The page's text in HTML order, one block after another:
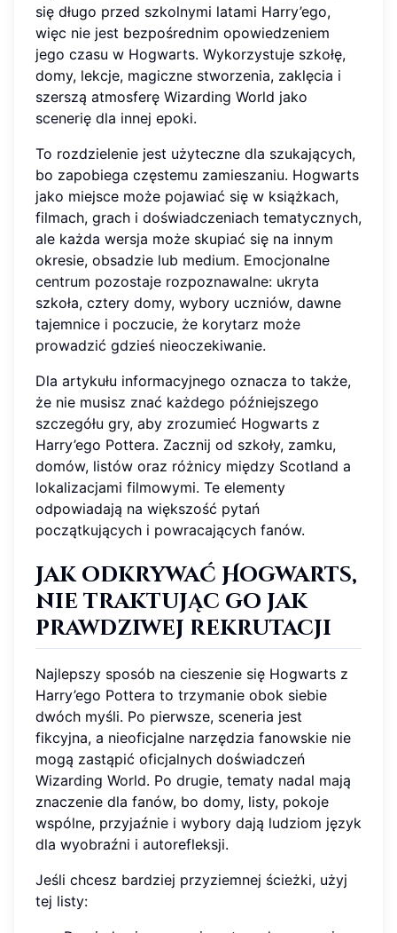
się długo przed szkolnymi latami Harry’ego,
więc nie jest bezpośrednim opowiedzeniem
jego czasu w Hogwarts. Wykorzystuje szkołę,
domy, lekcje, magiczne stworzenia, zaklęcia i
szerszą atmosferę Wizarding World jako
scenerię dla innej epoki.
To rozdzielenie jest użyteczne dla szukających,
bo zapobiega częstemu zamieszaniu. Hogwarts
jako miejsce może pojawiać się w książkach,
filmach, grach i doświadczeniach tematycznych,
ale każda wersja może skupiać się na innym
okresie, obsadzie lub medium. Emocjonalne
centrum pozostaje rozpoznawalne: ukryta
szkoła, cztery domy, wybory uczniów, dawne
tajemnice i poczucie, że korytarz może
prowadzić gdzieś nieoczekiwanie.
Dla artykułu informacyjnego oznacza to także,
że nie musisz znać każdego późniejszego
szczegółu gry, aby zrozumieć Hogwarts z
Harry’ego Pottera. Zacznij od szkoły, zamku,
domów, listów oraz różnicy między Scotland a
lokalizacjami filmowymi. Te elementy
odpowiadają na większość pytań
początkujących i powracających fanów.
Jak odkrywać Hogwarts,
nie traktując go jak
prawdziwej rekrutacji
Najlepszy sposób na cieszenie się Hogwarts z
Harry’ego Pottera to trzymanie obok siebie
dwóch myśli. Po pierwsze, sceneria jest
fikcyjna, a nieoficjalne narzędzia fanowskie nie
mogą zastąpić oficjalnych doświadczeń
Wizarding World. Po drugie, tematy nadal mają
znaczenie dla fanów, bo domy, listy, pokoje
wspólne, przyjaźnie i wybory dają ludziom język
dla wyobraźni i autorefleksji.
Jeśli chcesz bardziej przyziemnej ścieżki, użyj
tej listy: